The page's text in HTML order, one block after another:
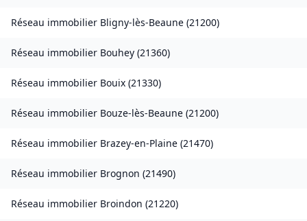
Réseau immobilier Bligny-lès-Beaune (21200)
Réseau immobilier Bouhey (21360)
Réseau immobilier Bouix (21330)
Réseau immobilier Bouze-lès-Beaune (21200)
Réseau immobilier Brazey-en-Plaine (21470)
Réseau immobilier Brognon (21490)
Réseau immobilier Broindon (21220)